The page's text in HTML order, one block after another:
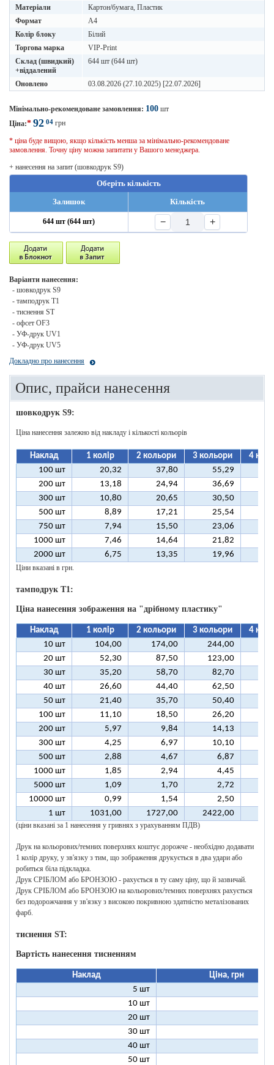
Матеріали
Картон/бумага, Пластик
Формат
A4
Колір блоку
Білий
Торгова марка
VIP-Print
Склад (швидкий)
+віддалений
644 шт (644 шт)
Оновлено 03.08.2026 (27.10.2025) [22.07.2026]
Мінімально-рекомендоване замовлення: 100 шт
Ціна:* 92 04 грн
* ціна буде вищою, якщо кількість менша за мінімально-рекомендоване
замовлення. Точну ціну можна запитати у Вашого менеджера.
+ нанесення на запит (шовкодрук S9)
Оберіть кількість
Залишок
Кількість
644 шт (644 шт) − +
Варіанти нанесення:
- шовкодрук S9
- тамподрук T1
- тиснення ST
- офсет OF3
- УФ-друк UV1
- УФ-друк UV5
Докладно про нанесення
Опис, прайси нанесення
шовкодрук S9:
Ціна нанесення залежно від накладу і кількості кольорів
Наклад 1 колір 2 кольори 3 кольори
4
100 шт
20,32 37,80 55,29
200 шт
13,18 24,94 36,69
300 шт
10,80 20,65 30,50
500 шт
8,89 17,21 25,54
750 шт
7,94 15,50 23,06
1000 шт
7,46 14,64 21,82
2000 шт
6,75 13,35 19,96
Ціни вказані в грн.
тамподрук T1:
Ціна нанесення зображення на "дрібному пластику"
Наклад 1 колір 2 кольори 3 кольори
4
10 шт
104,00 174,00 244,00
20 шт
52,30 87,50 123,00
30 шт
35,20 58,70 82,70
40 шт
26,60 44,40 62,50
50 шт
21,40 35,70 50,40
100 шт
11,10 18,50 26,20
200 шт
5,97 9,84 14,13
300 шт
4,25 6,97 10,10
500 шт
2,88 4,67 6,87
1000 шт
1,85 2,94 4,45
5000 шт
1,09 1,70 2,72
10000 шт
0,99 1,54 2,50
1 шт
1031,00 1727,00 2422,00
(ціни вказані за 1 нанесення у гривнях з урахуванням ПДВ)
Друк на кольорових/темних поверхнях коштує дорожче - необхідно додавати
1 колір друку, у зв'язку з тим, що зображення друкується в два удари або
робиться біла підкладка.
Друк СРІБЛОМ або БРОНЗОЮ - рахується в ту саму ціну, що й зазвичай.
Друк СРІБЛОМ або БРОНЗОЮ на кольорових/темних поверхнях рахується
без подорожчання у зв'язку з високою покривною здатністю металізованих
фарб.
тиснення ST:
Вартість нанесення тисненням
Наклад
Ціна, грн
5 шт
10 шт
20 шт
30 шт
40 шт
50 шт